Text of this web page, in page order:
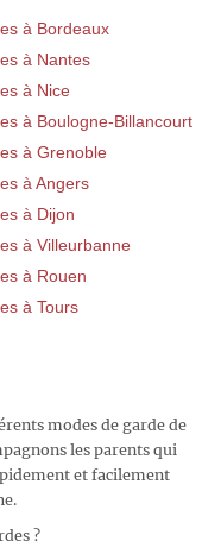
à Bordeaux
à Nantes
à Nice
à Boulogne-Billancourt
à Grenoble
à Angers
à Dijon
à Villeurbanne
à Rouen
à Tours
modes de garde de
les parents qui
et facilement
?